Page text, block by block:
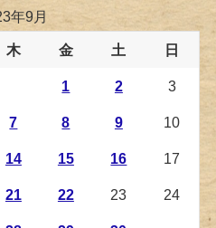
年9月
木 金 土 日
1 2 3
7 8 9 10
14 15 16 17
21 22 23 24